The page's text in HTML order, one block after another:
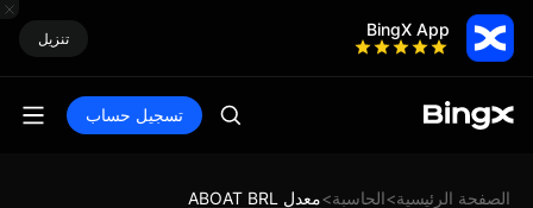
BingX App تنزيل
تسجيل حساب
الصفحة الرئيسية>الحاسبة>معدل ABOAT BRL